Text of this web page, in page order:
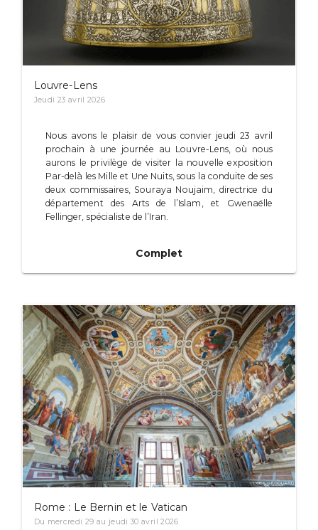
Louvre-Lens
Jeudi 23 avril 2026
Nous avons le plaisir de vous convier jeudi 23 avril
prochain à une journée au Louvre-Lens, où nous
aurons le privilège de visiter la nouvelle exposition
Par-delà les Mille et Une Nuits, sous la conduite de ses
deux commissaires, Souraya Noujaim, directrice du
département des Arts de l’Islam, et Gwenaëlle
Fellinger, spécialiste de l’Iran.
Complet
Rome : Le Bernin et le Vatican
Du mercredi 29 au jeudi 30 avril 2026